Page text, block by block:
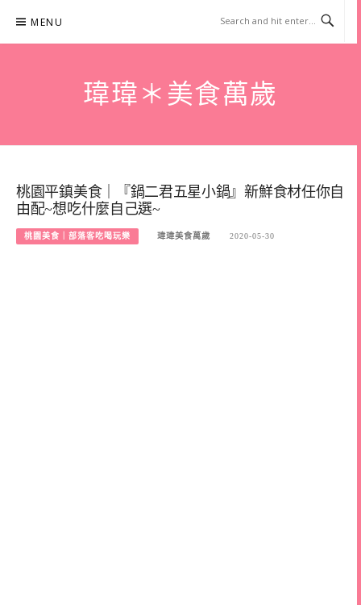
content
MENU
瑋瑋＊美食萬歲
桃園平鎮美食｜『鍋二君五星小鍋』新鮮食材任你自
由配~想吃什麼自己選~
桃園美食｜部落客吃喝玩樂 瑋瑋美食萬歲 2020-05-30